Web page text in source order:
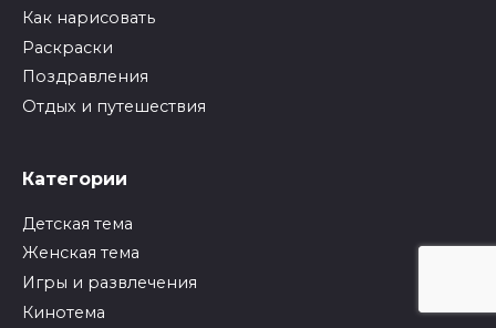
Как нарисовать
Раскраски
Поздравления
Отдых и путешествия
Категории
Детская тема
Женская тема
Игры и развлечения
Кинотема